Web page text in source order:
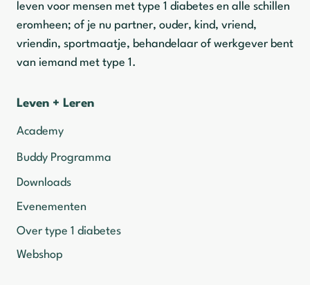
leven voor mensen met type 1 diabetes en alle schillen
eromheen; of je nu partner, ouder, kind, vriend,
vriendin, sportmaatje, behandelaar of werkgever bent
van iemand met type 1.
Leven + Leren
Academy
Buddy Programma
Downloads
Evenementen
Over type 1 diabetes
Webshop